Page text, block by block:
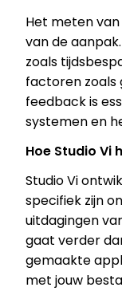
Het meten
van de
zoals
factoren zoals
feedback is
systemen en
Hoe Studio Vi
Studio Vi
specifiek zijn
uitdagingen
gaat verder
gemaakte
met jouw